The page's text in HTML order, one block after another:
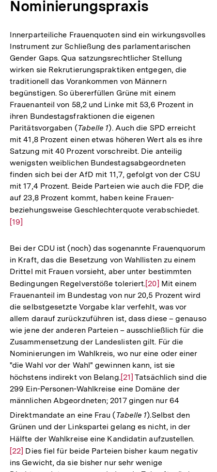
Nominierungspraxis
Innerparteiliche Frauenquoten sind ein wirkungsvolles
Instrument zur Schließung des parlamentarischen
Gender Gaps. Qua satzungsrechtlicher Stellung
wirken sie Rekrutierungspraktiken entgegen, die
traditionell das Vorankommen von Männern
begünstigen. So übererfüllen Grüne mit einem
Frauenanteil von 58,2 und Linke mit 53,6 Prozent in
ihren Bundestagsfraktionen die eigenen
Paritätsvorgaben (Tabelle 1). Auch die SPD erreicht
mit 41,8 Prozent einen etwas höheren Wert als es ihre
Satzung mit 40 Prozent vorschreibt. Die anteilig
wenigsten weiblichen Bundestagsabgeordneten
finden sich bei der AfD mit 11,7, gefolgt von der CSU
mit 17,4 Prozent. Beide Parteien wie auch die FDP, die
auf 23,8 Prozent kommt, haben keine Frauen-
beziehungsweise Geschlechterquote verabschiedet.
[19]
Bei der CDU ist (noch) das sogenannte Frauenquorum
in Kraft, das die Besetzung von Wahllisten zu einem
Drittel mit Frauen vorsieht, aber unter bestimmten
Bedingungen Regelverstöße toleriert.Zur
Auflösung
der
Fußnote
[20] Mit einem
Frauenanteil im Bundestag von nur 20,5 Prozent wird
die selbstgesetzte Vorgabe klar verfehlt, was vor
allem darauf zurückzuführen ist, dass diese – genauso
wie jene der anderen Parteien – ausschließlich für die
Zusammensetzung der Landeslisten gilt. Für die
Nominierungen im Wahlkreis, wo nur eine oder einer
"die Wahl vor der Wahl" gewinnen kann, ist sie
höchstens indirekt von Belang.Zur
Auflösung
der
Fußnote
[21] Tatsächlich sind die
299 Ein-Personen-Wahlkreise eine Domäne der
männlichen Abgeordneten; 2017 gingen nur 64
Direktmandate an eine Frau (Tabelle 1).Selbst den
Grünen und der Linkspartei gelang es nicht, in der
Hälfte der Wahlkreise eine Kandidatin aufzustellen.
[22] Dies fiel für beide Parteien bisher kaum negativ
ins Gewicht, da sie bisher nur sehr wenige